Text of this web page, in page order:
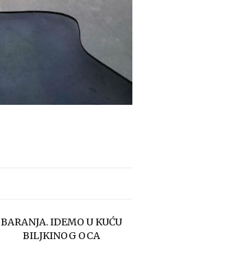
BARANJA. IDEMO U KUĆU
BILJKINOG OCA